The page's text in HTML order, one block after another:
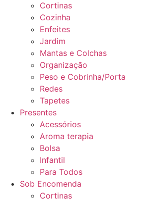
Cortinas
Cozinha
Enfeites
Jardim
Mantas e Colchas
Organização
Peso e Cobrinha/Porta
Redes
Tapetes
Presentes
Acessórios
Aroma terapia
Bolsa
Infantil
Para Todos
Sob Encomenda
Cortinas